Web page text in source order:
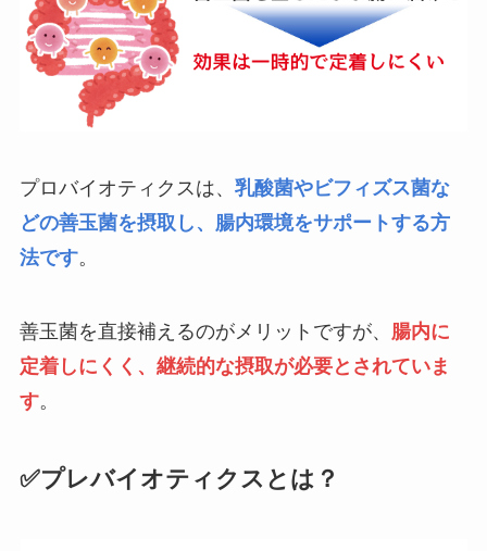
プロバイオティクスは、 乳酸菌やビフィズス菌な
どの善玉菌を摂取し、腸内環境をサポートする方
法です。
善玉菌を直接補えるのがメリットですが、 腸内に
定着しにくく、継続的な摂取が必要とされていま
す。
✅プレバイオティクスとは？